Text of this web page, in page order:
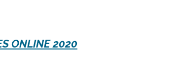
ONLINE 2020